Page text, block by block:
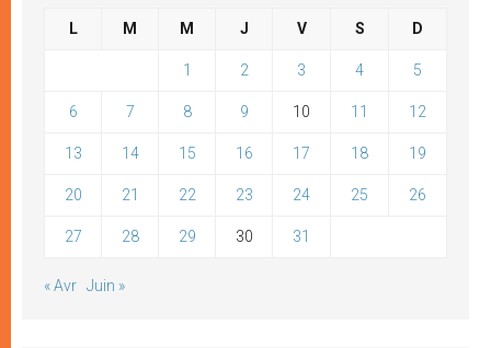
L M M J V S D
1 2 3 4 5
6 7 8 9 10 11 12
13 14 15 16 17 18 19
20 21 22 23 24 25 26
27 28 29 30 31
« Avr Juin »